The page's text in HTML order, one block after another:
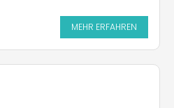
MEHR ERFAHREN